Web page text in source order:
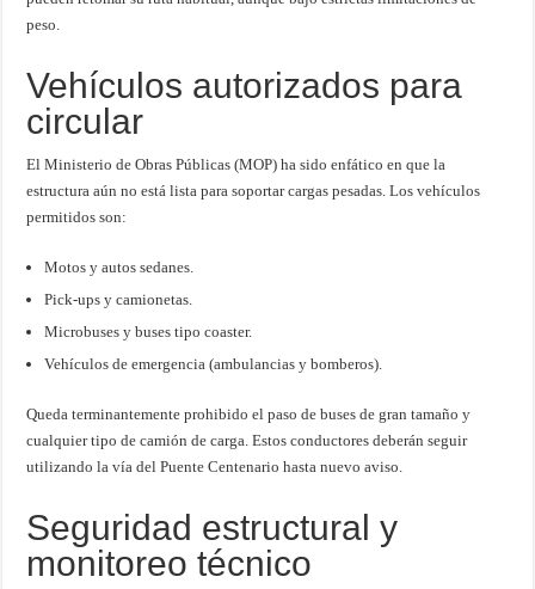
peso.
Vehículos autorizados para
circular
El Ministerio de Obras Públicas (MOP) ha sido enfático en que la
estructura aún no está lista para soportar cargas pesadas. Los vehículos
permitidos son:
Motos y autos sedanes.
Pick-ups y camionetas.
Microbuses y buses tipo coaster.
Vehículos de emergencia (ambulancias y bomberos).
Queda terminantemente prohibido el paso de buses de gran tamaño y
cualquier tipo de camión de carga. Estos conductores deberán seguir
utilizando la vía del Puente Centenario hasta nuevo aviso.
Seguridad estructural y
monitoreo técnico